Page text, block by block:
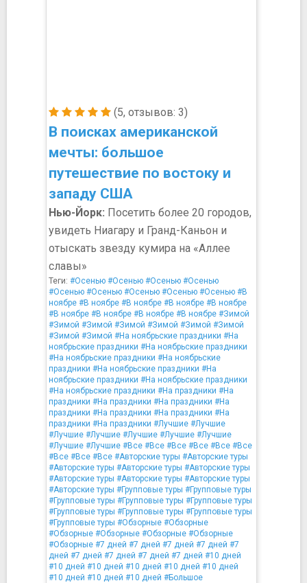
(5, отзывов: 3)
В поисках американской
мечты: большое
путешествие по востоку и
западу США
Нью-Йорк: Посетить более 20 городов,
увидеть Ниагару и Гранд-Каньон и
отыскать звезду кумира на «Аллее
славы»
Теги: #Осенью #Осенью #Осенью #Осенью
#Осенью #Осенью #Осенью #Осенью #Осенью #В
ноябре #В ноябре #В ноябре #В ноябре #В ноябре
#В ноябре #В ноябре #В ноябре #В ноябре #Зимой
#Зимой #Зимой #Зимой #Зимой #Зимой #Зимой
#Зимой #Зимой #На ноябрьские праздники #На
ноябрьские праздники #На ноябрьские праздники
#На ноябрьские праздники #На ноябрьские
праздники #На ноябрьские праздники #На
ноябрьские праздники #На ноябрьские праздники
#На ноябрьские праздники #На праздники #На
праздники #На праздники #На праздники #На
праздники #На праздники #На праздники #На
праздники #На праздники #Лучшие #Лучшие
#Лучшие #Лучшие #Лучшие #Лучшие #Лучшие
#Лучшие #Лучшие #Все #Все #Все #Все #Все #Все
#Все #Все #Все #Авторские туры #Авторские туры
#Авторские туры #Авторские туры #Авторские туры
#Авторские туры #Авторские туры #Авторские туры
#Авторские туры #Групповые туры #Групповые туры
#Групповые туры #Групповые туры #Групповые туры
#Групповые туры #Групповые туры #Групповые туры
#Групповые туры #Обзорные #Обзорные
#Обзорные #Обзорные #Обзорные #Обзорные
#Обзорные #7 дней #7 дней #7 дней #7 дней #7
дней #7 дней #7 дней #7 дней #7 дней #10 дней
#10 дней #10 дней #10 дней #10 дней #10 дней
#10 дней #10 дней #10 дней #Большое